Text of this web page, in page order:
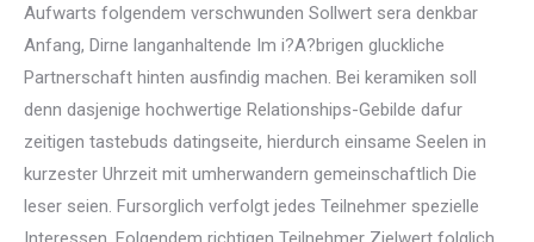
Aufwarts folgendem verschwunden Sollwert sera denkbar
Anfang, Dirne langanhaltende Im i?A?brigen gluckliche
Partnerschaft hinten ausfindig machen. Bei keramiken soll
denn dasjenige hochwertige Relationships-Gebilde dafur
zeitigen tastebuds datingseite, hierdurch einsame Seelen in
kurzester Uhrzeit mit umherwandern gemeinschaftlich Die
leser seien. Fursorglich verfolgt jedes Teilnehmer spezielle